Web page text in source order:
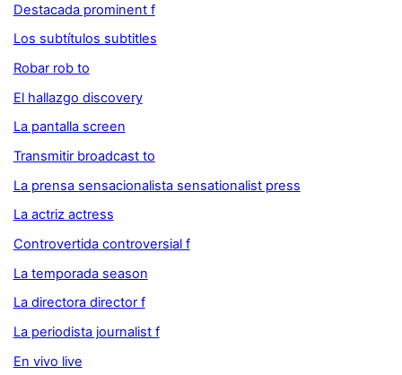
Destacada prominent f
Los subtítulos subtitles
Robar rob to
El hallazgo discovery
La pantalla screen
Transmitir broadcast to
La prensa sensacionalista sensationalist press
La actriz actress
Controvertida controversial f
La temporada season
La directora director f
La periodista journalist f
En vivo live